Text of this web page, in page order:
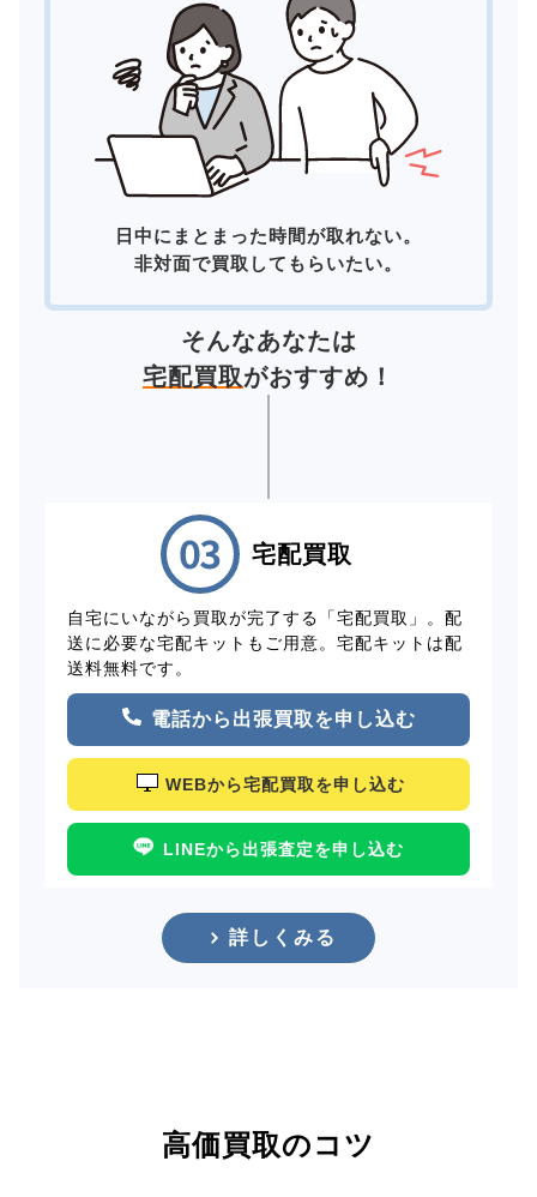
日中にまとまった時間が取れない。
非対面で買取してもらいたい。
そんなあなたは
宅配買取がおすすめ！
宅配買取
自宅にいながら買取が完了する「宅配買取」。配
送に必要な宅配キットもご用意。宅配キットは配
送料無料です。
電話から出張買取を申し込む
WEBから宅配買取を申し込む
LINEから出張査定を申し込む
詳しくみる
高価買取のコツ